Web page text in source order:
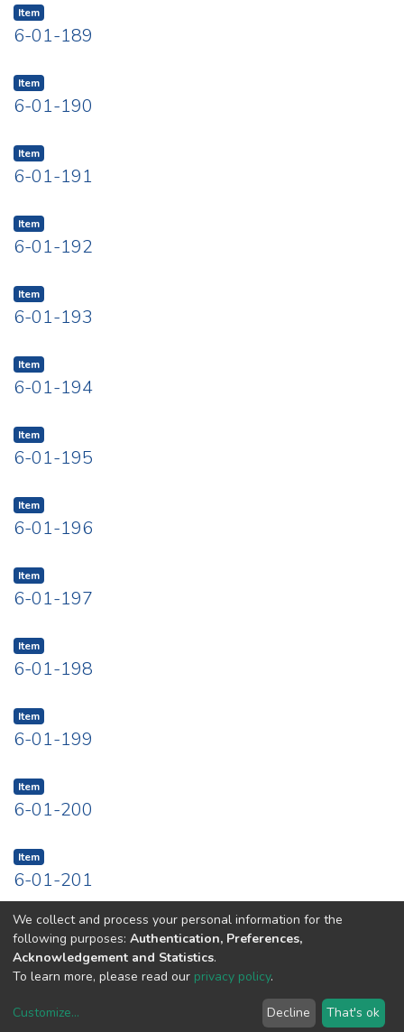
Item
6-01-189
Item
6-01-190
Item
6-01-191
Item
6-01-192
Item
6-01-193
Item
6-01-194
Item
6-01-195
Item
6-01-196
Item
6-01-197
Item
6-01-198
Item
6-01-199
Item
6-01-200
Item
6-01-201
Previous
Uni.Re softwarecopyright © 2002-2026
Cookie settings End User Agreement
We collect and process your personal information for the
following purposes: Authentication, Preferences,
Acknowledgement and Statistics.
To learn more, please read our privacy policy.
Customize... Decline That's ok